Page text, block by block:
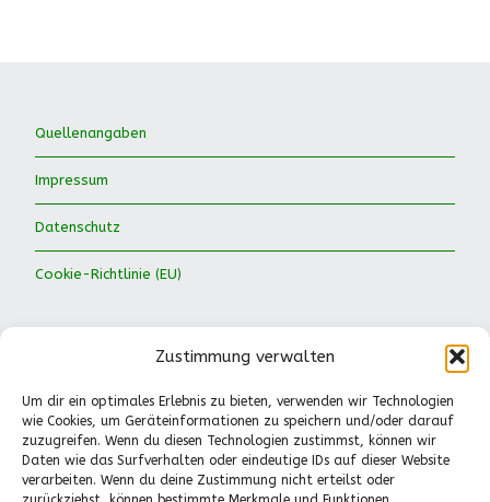
Zustimmung verwalten
Um dir ein optimales Erlebnis zu bieten, verwenden wir Technologien
wie Cookies, um Geräteinformationen zu speichern und/oder darauf
zuzugreifen. Wenn du diesen Technologien zustimmst, können wir
Daten wie das Surfverhalten oder eindeutige IDs auf dieser Website
verarbeiten. Wenn du deine Zustimmung nicht erteilst oder
Quellenangaben
Impressum
Datenschutz
Cookie-Richtlinie (EU)
Waldkinder Ismaning e.V.
Dorfstraße 66
85737 Ismaning